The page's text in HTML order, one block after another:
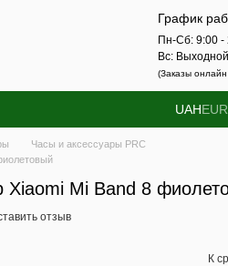
График
Пн-Сб: 9:00 -
Вс: Выходной
(Заказы
UAHEUR
Часы и аксессуары PRC
Mi Band 8
отзыв
К